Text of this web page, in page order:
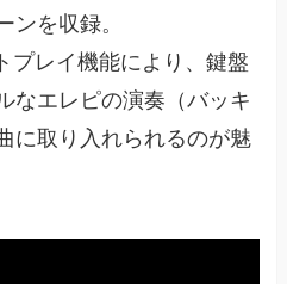
ンを収録。
プレイ機能により、鍵盤
なエレピの演奏（バッキ
に取り入れられるのが魅